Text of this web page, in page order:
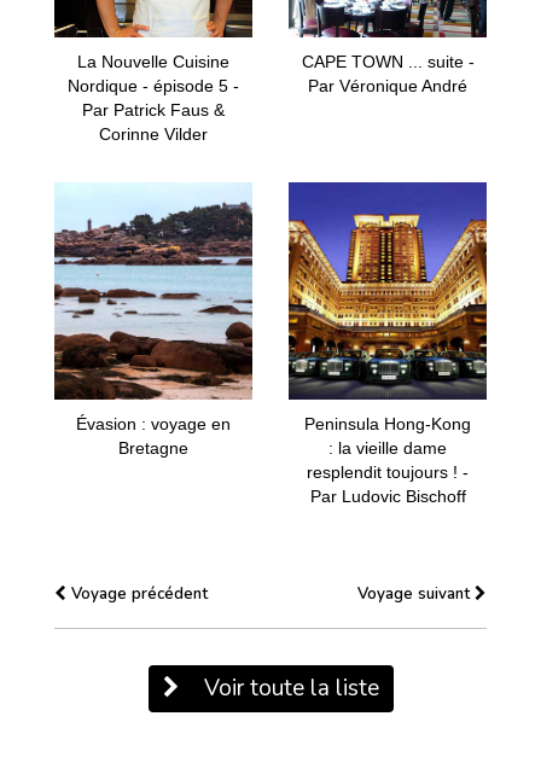
La Nouvelle Cuisine
Nordique - épisode 5 -
Par Patrick Faus &
Corinne Vilder
CAPE TOWN ... suite -
Par Véronique André
Évasion : voyage en
Bretagne
Peninsula Hong-Kong
: la vieille dame
resplendit toujours ! -
Par Ludovic Bischoff
Voyage précédent Voyage suivant
Voir toute la liste